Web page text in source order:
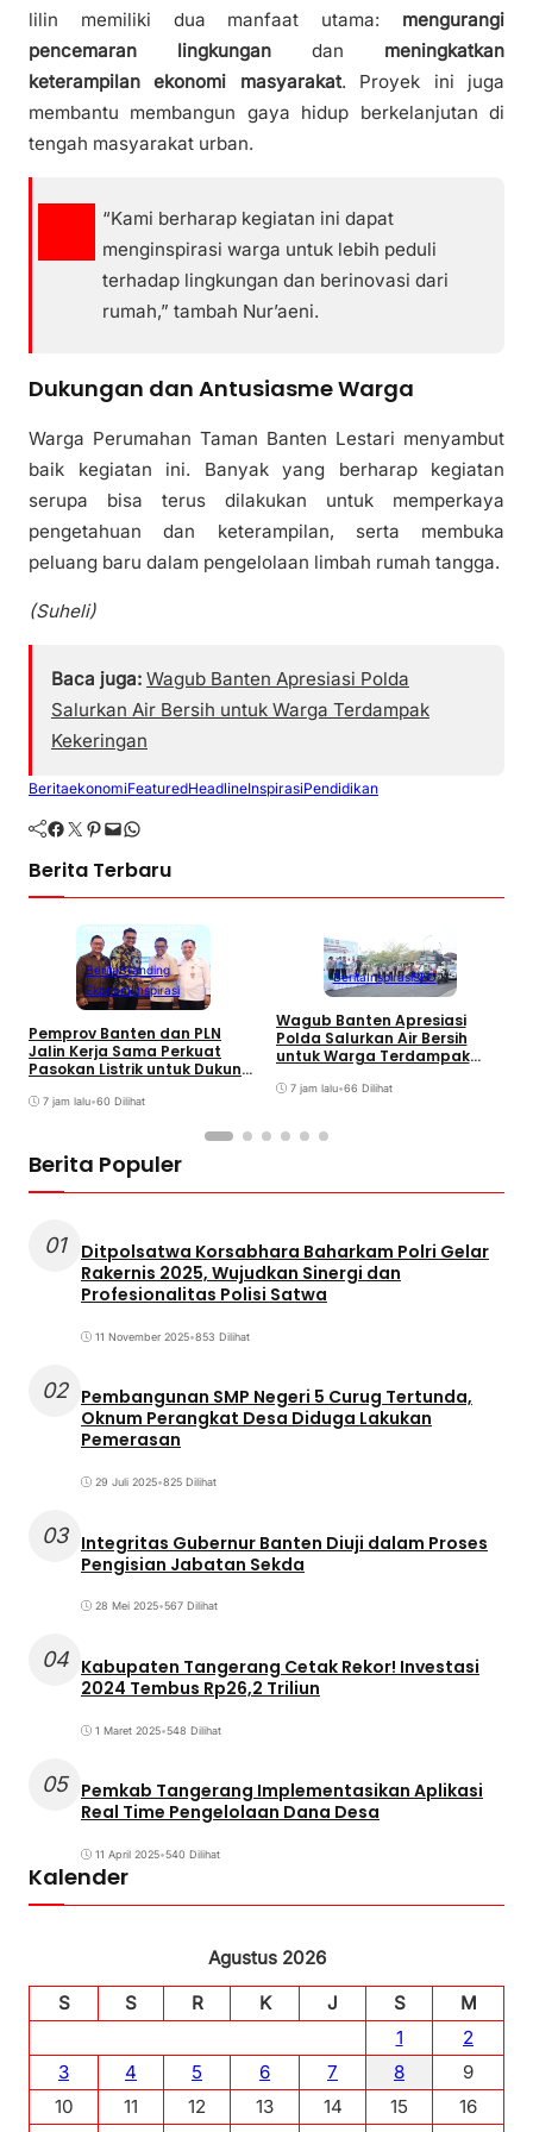
lilin memiliki dua manfaat utama: mengurangi
pencemaran lingkungan dan meningkatkan
keterampilan ekonomi masyarakat. Proyek ini juga
membantu membangun gaya hidup berkelanjutan di
tengah masyarakat urban.
“Kami berharap kegiatan ini dapat
menginspirasi warga untuk lebih peduli
terhadap lingkungan dan berinovasi dari
rumah,” tambah Nur’aeni.
Dukungan dan Antusiasme Warga
Warga Perumahan Taman Banten Lestari menyambut
baik kegiatan ini. Banyak yang berharap kegiatan
serupa bisa terus dilakukan untuk memperkaya
pengetahuan dan keterampilan, serta membuka
peluang baru dalam pengelolaan limbah rumah tangga.
(Suheli)
Baca juga: Wagub Banten Apresiasi Polda
Salurkan Air Bersih untuk Warga Terdampak
Kekeringan
BeritaekonomiFeaturedHeadlineInspirasiPendidikan
Facebook Twitter Pinterest Mail WhatsApp
Berita Terbaru
BeritaBranding
EkonomiInspirasi
Pemprov Banten dan PLN
Jalin Kerja Sama Perkuat
Pasokan Listrik untuk Dukung
7 jam lalu•60 Dilihat
BeritaInspirasiSEO
Wagub Banten Apresiasi
Polda Salurkan Air Bersih
untuk Warga Terdampak
7 jam lalu•66 Dilihat
Berita Populer
01
Ditpolsatwa Korsabhara Baharkam Polri Gelar
Rakernis 2025, Wujudkan Sinergi dan
Profesionalitas Polisi Satwa
11 November 2025•853 Dilihat
02 Pembangunan SMP Negeri 5 Curug Tertunda,
Oknum Perangkat Desa Diduga Lakukan
Pemerasan
29 Juli 2025•825 Dilihat
03 Integritas Gubernur Banten Diuji dalam Proses
Pengisian Jabatan Sekda
28 Mei 2025•567 Dilihat
04 Kabupaten Tangerang Cetak Rekor! Investasi
2024 Tembus Rp26,2 Triliun
1 Maret 2025•548 Dilihat
05 Pemkab Tangerang Implementasikan Aplikasi
Real Time Pengelolaan Dana Desa
11 April 2025•540 Dilihat
Kalender
Agustus 2026
S
S R K J S
M
1
2
3
4 5 6 7 8
9
10
11 12 13 14 15
16